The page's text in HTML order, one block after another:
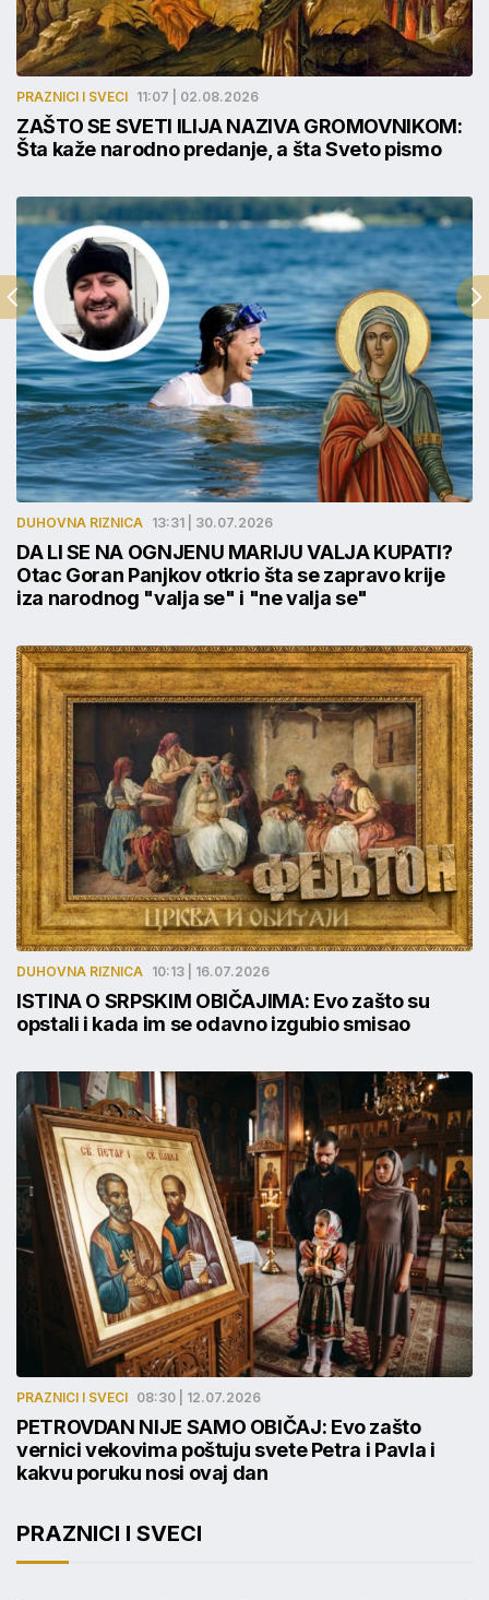
PRAZNICI I SVECI 11:07 | 02.08.2026
ZAŠTO SE SVETI ILIJA NAZIVA GROMOVNIKOM:
Šta kaže narodno predanje, a šta Sveto pismo
DUHOVNA RIZNICA 13:31 | 30.07.2026
DA LI SE NA OGNJENU MARIJU VALJA KUPATI?
Otac Goran Panjkov otkrio šta se zapravo krije
iza narodnog "valja se" i "ne valja se"
DUHOVNA RIZNICA 10:13 | 16.07.2026
ISTINA O SRPSKIM OBIČAJIMA: Evo zašto su
opstali i kada im se odavno izgubio smisao
PRAZNICI I SVECI 08:30 | 12.07.2026
PETROVDAN NIJE SAMO OBIČAJ: Evo zašto
vernici vekovima poštuju svete Petra i Pavla i
kakvu poruku nosi ovaj dan
PRAZNICI I SVECI